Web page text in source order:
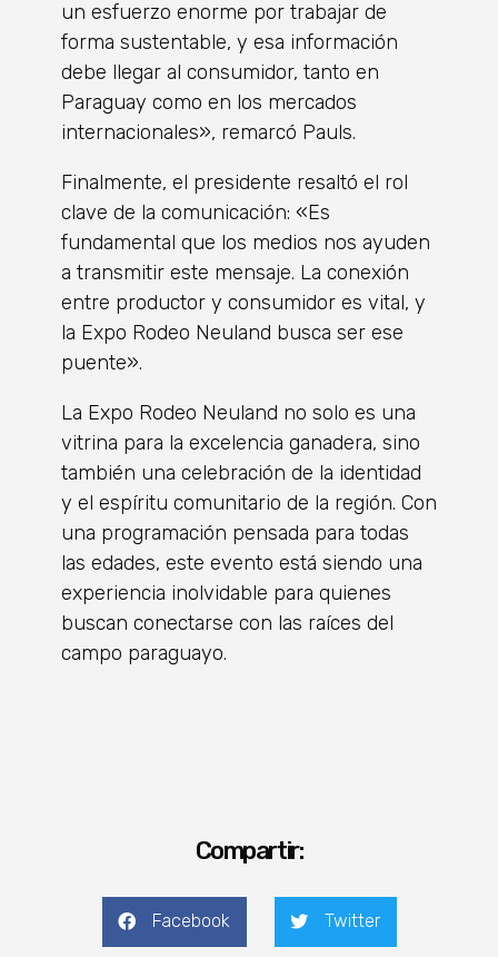
un esfuerzo enorme por trabajar de
forma sustentable, y esa información
debe llegar al consumidor, tanto en
Paraguay como en los mercados
internacionales», remarcó Pauls.
Finalmente, el presidente resaltó el rol
clave de la comunicación: «Es
fundamental que los medios nos ayuden
a transmitir este mensaje. La conexión
entre productor y consumidor es vital, y
la Expo Rodeo Neuland busca ser ese
puente».
La Expo Rodeo Neuland no solo es una
vitrina para la excelencia ganadera, sino
también una celebración de la identidad
y el espíritu comunitario de la región. Con
una programación pensada para todas
las edades, este evento está siendo una
experiencia inolvidable para quienes
buscan conectarse con las raíces del
campo paraguayo.
Compartir:
Facebook Twitter